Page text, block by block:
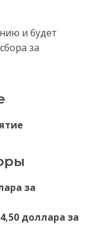
и будет
за
за
4,50 доллара за